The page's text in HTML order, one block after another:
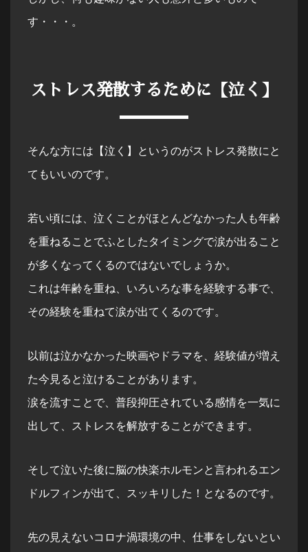
す・・・。
ストレス発散するために【泣く】
そんな方には【泣く】というのがストレス発散にと
てもいいのです。
若い頃には、泣くことがほとんどなかった人も年齢
を重ねることでふとしたタイミングで涙が出ること
が多くなってくるのではないでしょうか。
これは年齢を重ね、いろいろな事を経験する事で、
その経験を重ねて涙が出てくるのです。
以前は泣かなかった映画やドラマを、経験値が増え
た今見ると泣けることがあります。
涙を流すことで、普段抑圧されている感情を一気に
出して、ストレスを解放することができます。
そして泣いた後に脳の快楽ホルモンと言われるエン
ドルフィンが出て、スッキリした！となるのです。
先の見えないコロナ渦環境の中、仕事をしないとい